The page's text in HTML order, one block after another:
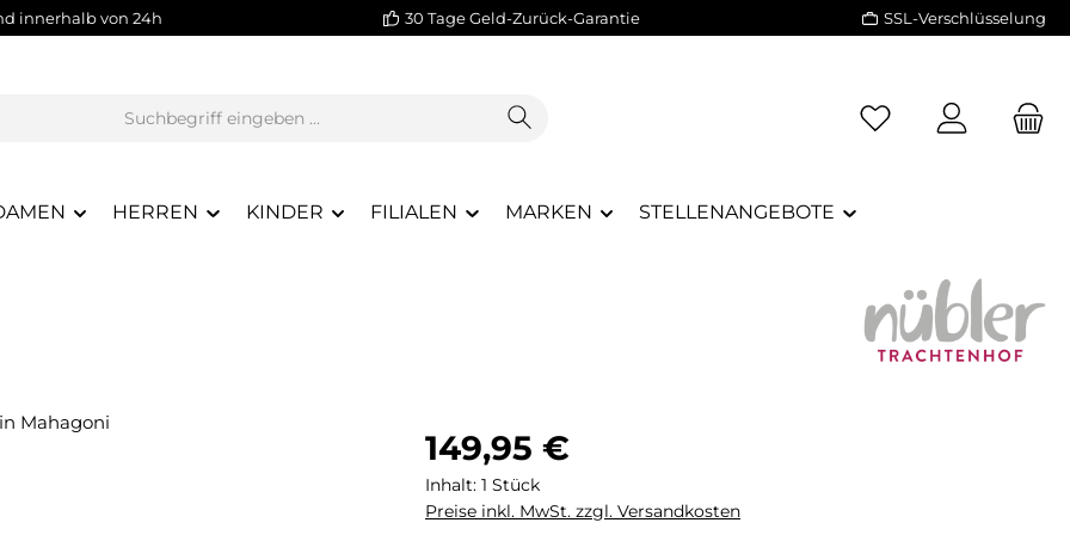
innerhalb von 24h 30 Tage Geld-Zurück-Garantie SSL-Verschlüsselung
HERREN KINDER FILIALEN MARKEN STELLENANGEBOTE
Regulärer Preis:
149,95 €
Inhalt: 1 Stück
Preise inkl. MwSt. zzgl. Versandkosten